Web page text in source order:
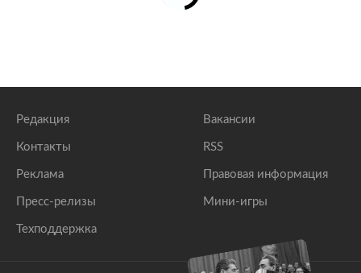
Редакция
Контакты
Реклама
Пресс-релизы
Техподдержка
Вакансии
RSS
Правовая информация
Мини-игры